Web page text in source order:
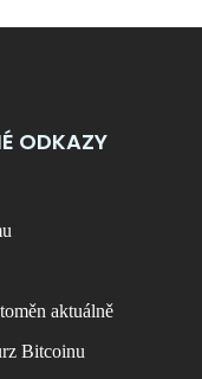
ODKAZY
aktuálně
Bitcoinu